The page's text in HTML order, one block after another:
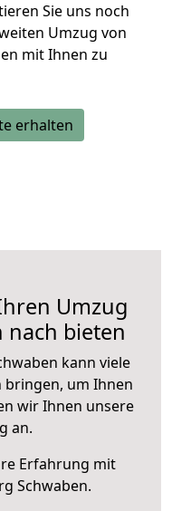
Sie uns noch
Umzug von
mit Ihnen zu
erhalten
Umzug
nach bieten
kann viele
um Ihnen
wir Ihnen unsere
an.
Erfahrung mit
Schwaben.